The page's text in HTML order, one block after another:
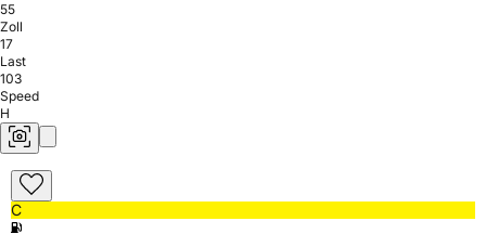
55
Zoll
17
Last
103
Speed
H
C